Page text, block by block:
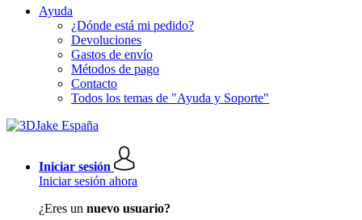
Ayuda
¿Dónde está mi pedido?
Devoluciones
Gastos de envío
Métodos de pago
Contacto
Todos los temas de "Ayuda y Soporte"
Iniciar sesión
Iniciar sesión ahora
¿Eres un nuevo usuario?